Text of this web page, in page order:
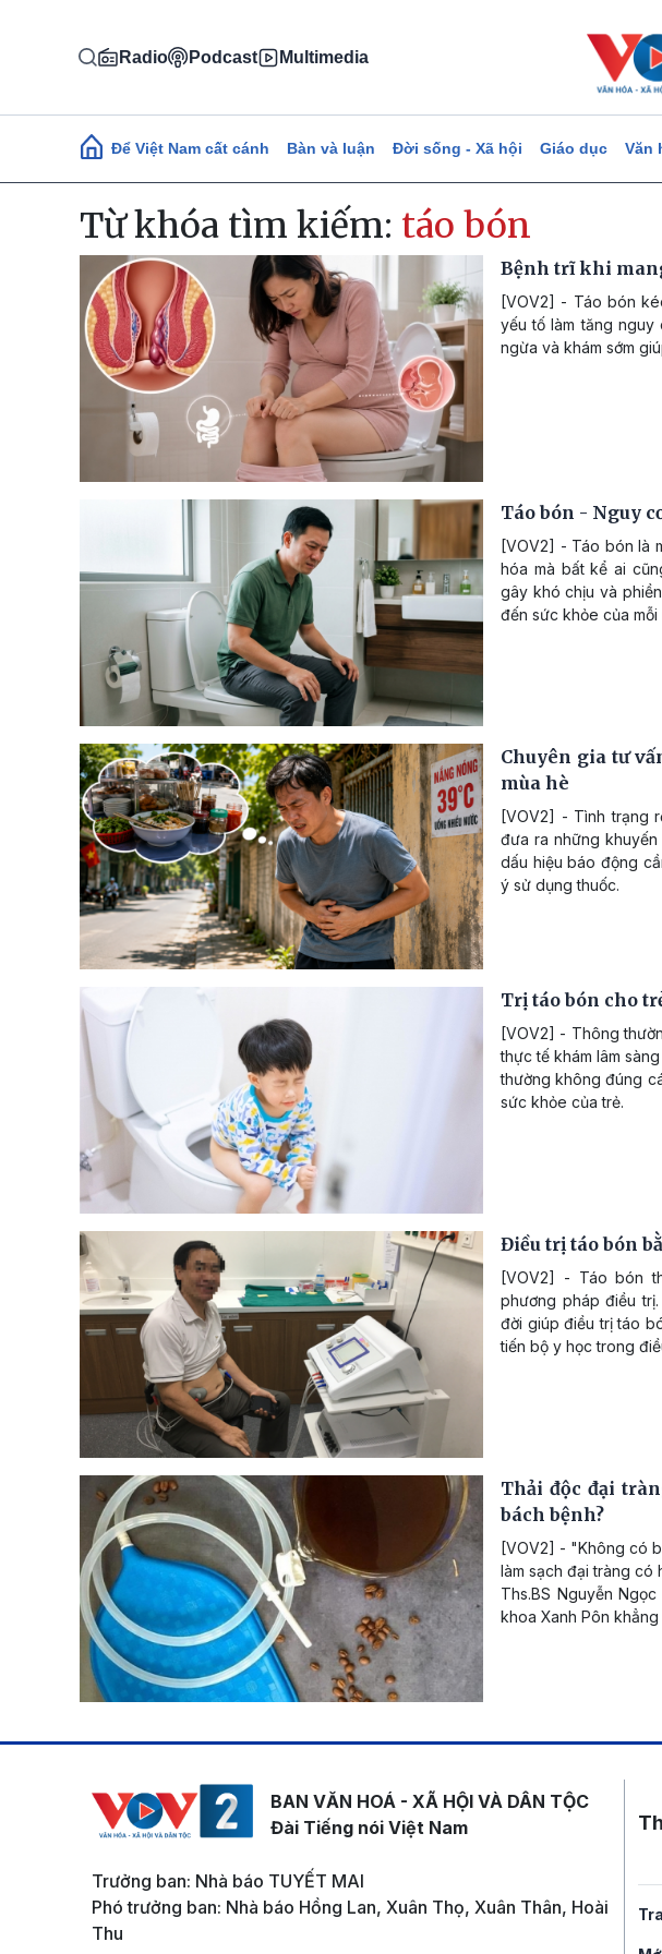
Radio Podcast Multimedia
Main navigation
Để Việt Nam cất cánh Bàn và luận Đời sống - Xã hội Giáo dục Văn
Từ khóa tìm kiếm: táo bón
Bệnh trĩ khi
[VOV2] - Táo bón
yếu tố làm tăng nguy
ngừa và khám sớm
Táo bón - Nguy
[VOV2] - Táo bón là
hóa mà bất kể ai
gây khó chịu và
đến sức khỏe của mỗi
Chuyên gia tư
mùa hè
[VOV2] - Tình trạng
đưa ra những
dấu hiệu báo động
ý sử dụng thuốc.
Trị táo bón cho
[VOV2] - Thông
thực tế khám lâm
thường không đúng
sức khỏe của trẻ.
Điều trị táo bón
[VOV2] - Táo bón
phương pháp điều
đời giúp điều trị táo
tiến bộ y học trong
Thải độc đại
bách bệnh?
[VOV2] - "Không có
làm sạch đại tràng có
Ths.BS Nguyễn
khoa Xanh Pôn khẳng
BAN VĂN HOÁ - XÃ HỘI VÀ DÂN TỘC
Đài Tiếng nói Việt Nam
Trưởng ban: Nhà báo TUYẾT MAI
Phó trưởng ban: Nhà báo Hồng Lan, Xuân Thọ, Xuân Thân, Hoài
Thu